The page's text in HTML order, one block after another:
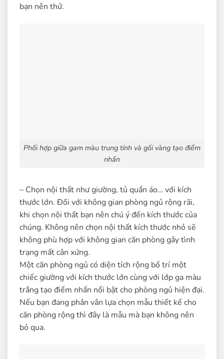
bạn nên thử.
Phối hợp giữa gam màu trung tính và gối vàng tạo điểm
nhấn
– Chọn nội thất như giường, tủ quần áo… với kích
thước lớn. Đối với không gian phòng ngủ rộng rãi,
khi chọn nội thất bạn nên chú ý đến kích thước của
chúng. Không nên chọn nội thất kích thước nhỏ sẽ
không phù hợp với không gian căn phòng gây tình
trạng mất cân xứng.
Một căn phòng ngủ có diện tích rộng bố trí một
chiếc giường với kích thước lớn cùng với lớp ga màu
trắng tạo điểm nhấn nổi bật cho phòng ngủ hiện đại.
Nếu bạn đang phân vân lựa chọn mẫu thiết kế cho
căn phòng rộng thì đây là mẫu mà bạn không nên
bỏ qua.